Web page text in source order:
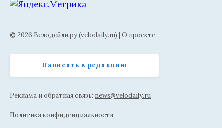
© 2026 Велодейли.ру (velodaily.ru) | О проекте
Написать в редакцию
Реклама и обратная связь: news@velodaily.ru
Политика конфиденциальности